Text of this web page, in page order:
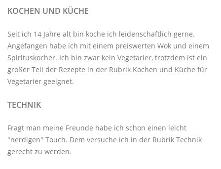
KOCHEN UND KÜCHE
Seit ich 14 Jahre alt bin koche ich leidenschaftlich gerne.
Angefangen habe ich mit einem preiswerten Wok und einem
Spirituskocher. Ich bin zwar kein Vegetarier, trotzdem ist ein
großer Teil der Rezepte in der Rubrik Kochen und Küche für
Vegetarier geeignet.
TECHNIK
Fragt man meine Freunde habe ich schon einen leicht
"nerdigen" Touch. Dem versuche ich in der Rubrik Technik
gerecht zu werden.